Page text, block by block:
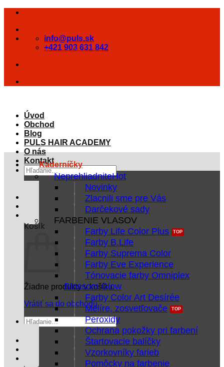
Skip
content
info@puls.sk
+421 903 631 842
Úvod
Obchod
Blog
PULS HAIR ACADEMY
O nás
Kontakt
Hľadať:
Košík
Žiadne produkty v košíku.
Vrátiť sa do obchodu
Hľadať:
Kaderníčky
Neprehliadnite
Novinky
Zlacnili sme pre Vás
Darčekové sady
FARBENIE VLASOV
Farby Life Color Plus
Farby B.Life
Farby Suprema Color
Farby Eve Experience
Tónovacie farby Omniplex
Blossom Glow
Farby Color Art Desírée
Melíre, zosvetľovače
Peroxidy
Ochrana pokožky pri farbení
Štartovacie balíčky
Vzorkovníky farieb
Pomôcky na farbenie